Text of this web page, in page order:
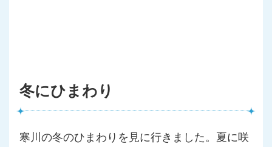
冬にひまわり
寒川の冬のひまわりを見に行きました。夏に咲